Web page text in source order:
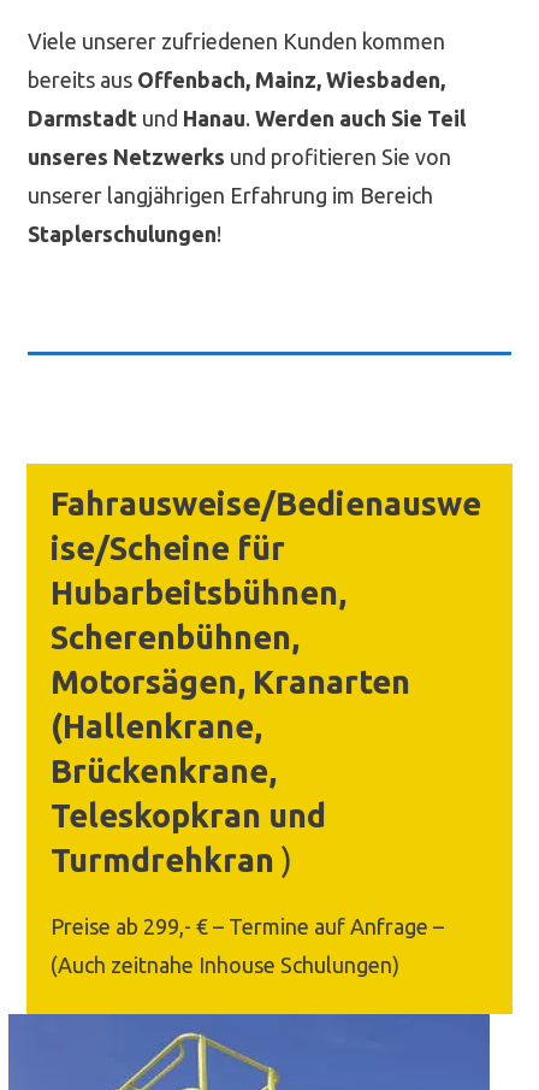
Viele unserer zufriedenen Kunden kommen
bereits aus Offenbach, Mainz, Wiesbaden,
Darmstadt und Hanau.Werden auch Sie Teil
unseres Netzwerks und profitieren Sie von
unserer langjährigen Erfahrung im Bereich
Staplerschulungen!
Fahrausweise/Bedienauswe
ise/Scheine für
Hubarbeitsbühnen,
Scherenbühnen,
Motorsägen, Kranarten
(Hallenkrane,
Brückenkrane,
Teleskopkran und
Turmdrehkran )
Preise ab 299,- € – Termine auf Anfrage –
(Auch zeitnahe Inhouse Schulungen)